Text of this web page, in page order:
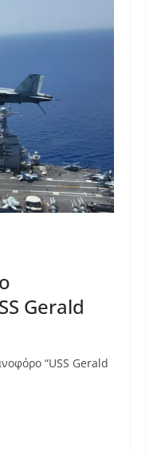
Gerald
“USS Gerald